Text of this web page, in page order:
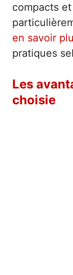
compacts
en savoir
pratiques
Les
choisie